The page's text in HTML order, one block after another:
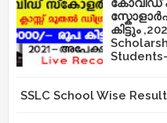
കോവിഡ്
കിട്ടും
SSLC School Wise